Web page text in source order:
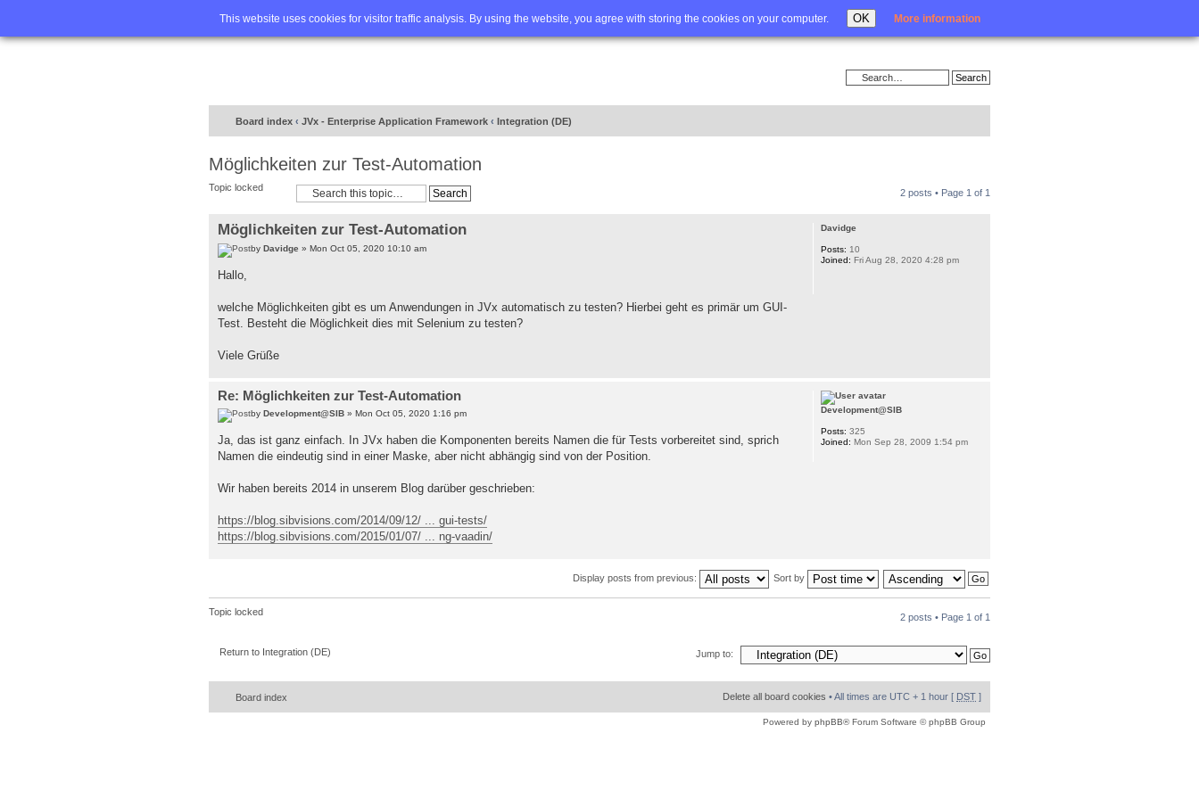
This website uses cookies for visitor traffic analysis. By using the website, you agree with storing the cookies on your computer. OK More information
Home FAQ Advanced search Login
Board index ‹ JVx - Enterprise Application Framework ‹ Integration (DE)
Möglichkeiten zur Test-Automation
Topic locked 2 posts • Page 1 of 1
Möglichkeiten zur Test-Automation
by Davidge » Mon Oct 05, 2020 10:10 am
Hallo,
welche Möglichkeiten gibt es um Anwendungen in JVx automatisch zu testen? Hierbei geht es primär um GUI-
Test. Besteht die Möglichkeit dies mit Selenium zu testen?
Viele Grüße
Davidge
Posts: 10
Joined: Fri Aug 28, 2020 4:28 pm
Re: Möglichkeiten zur Test-Automation
by Development@SIB » Mon Oct 05, 2020 1:16 pm
Ja, das ist ganz einfach. In JVx haben die Komponenten bereits Namen die für Tests vorbereitet sind, sprich
Namen die eindeutig sind in einer Maske, aber nicht abhängig sind von der Position.
Wir haben bereits 2014 in unserem Blog darüber geschrieben:
https://blog.sibvisions.com/2014/09/12/ ... gui-tests/
https://blog.sibvisions.com/2015/01/07/ ... ng-vaadin/
Development@SIB
Posts: 325
Joined: Mon Sep 28, 2009 1:54 pm
Display posts from previous: Sort by
Topic locked 2 posts • Page 1 of 1
Return to Integration (DE) Jump to:
Board index Delete all board cookies • All times are UTC + 1 hour [ DST ]
Powered by phpBB® Forum Software © phpBB Group